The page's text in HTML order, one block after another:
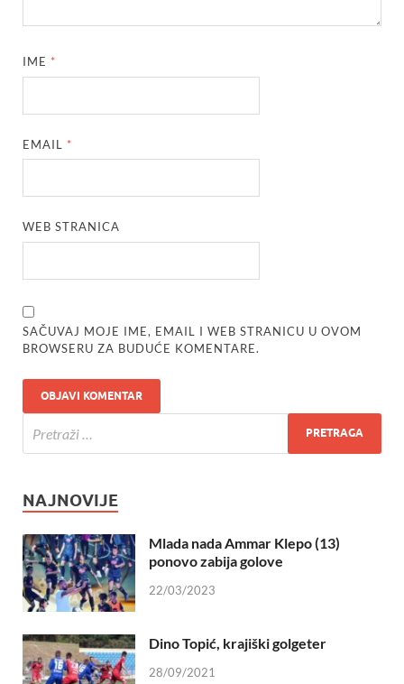
IME *
EMAIL *
WEB STRANICA
SAČUVAJ MOJE IME, EMAIL I WEB STRANICU U OVOM
BROWSERU ZA BUDUĆE KOMENTARE.
NAJNOVIJE
Mlada nada Ammar Klepo (13)
ponovo zabija golove
22/03/2023
Dino Topić, krajiški golgeter
28/09/2021